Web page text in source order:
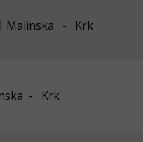
Malinska - Krk
- Krk